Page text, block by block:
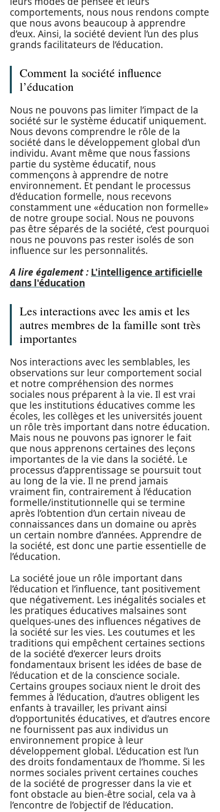
comportements, nous nous rendons compte
que nous avons beaucoup à apprendre
d’eux. Ainsi, la société devient l’un des plus
grands facilitateurs de l’éducation.
Comment la société influence
l’éducation
Nous ne pouvons pas limiter l’impact de la
société sur le système éducatif uniquement.
Nous devons comprendre le rôle de la
société dans le développement global d’un
individu. Avant même que nous fassions
partie du système éducatif, nous
commençons à apprendre de notre
environnement. Et pendant le processus
d’éducation formelle, nous recevons
constamment une «éducation non formelle»
de notre groupe social. Nous ne pouvons
pas être séparés de la société, c’est pourquoi
nous ne pouvons pas rester isolés de son
influence sur les personnalités.
A lire également : L'intelligence artificielle
dans l'éducation
Les interactions avec les amis et les
autres membres de la famille sont très
importantes
Nos interactions avec les semblables, les
observations sur leur comportement social
et notre compréhension des normes
sociales nous préparent à la vie. Il est vrai
que les institutions éducatives comme les
écoles, les collèges et les universités jouent
un rôle très important dans notre éducation.
Mais nous ne pouvons pas ignorer le fait
que nous apprenons certaines des leçons
importantes de la vie dans la société. Le
processus d’apprentissage se poursuit tout
au long de la vie. Il ne prend jamais
vraiment fin, contrairement à l’éducation
formelle/institutionnelle qui se termine
après l’obtention d’un certain niveau de
connaissances dans un domaine ou après
un certain nombre d’années. Apprendre de
la société, est donc une partie essentielle de
l’éducation.
La société joue un rôle important dans
l’éducation et l’influence, tant positivement
que négativement. Les inégalités sociales et
les pratiques éducatives malsaines sont
quelques-unes des influences négatives de
la société sur les vies. Les coutumes et les
traditions qui empêchent certaines sections
de la société d’exercer leurs droits
fondamentaux brisent les idées de base de
l’éducation et de la conscience sociale.
Certains groupes sociaux nient le droit des
femmes à l’éducation, d’autres obligent les
enfants à travailler, les privant ainsi
d’opportunités éducatives, et d’autres encore
ne fournissent pas aux individus un
environnement propice à leur
développement global. L’éducation est l’un
des droits fondamentaux de l’homme. Si les
normes sociales privent certaines couches
de la société de progresser dans la vie et
font obstacle au bien-être social, cela va à
l’encontre de l’objectif de l’éducation.